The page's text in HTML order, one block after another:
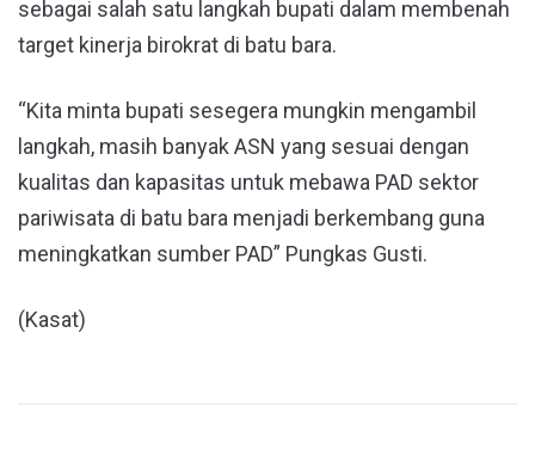
sebagai salah satu langkah bupati dalam membenah
target kinerja birokrat di batu bara.
“Kita minta bupati sesegera mungkin mengambil
langkah, masih banyak ASN yang sesuai dengan
kualitas dan kapasitas untuk mebawa PAD sektor
pariwisata di batu bara menjadi berkembang guna
meningkatkan sumber PAD” Pungkas Gusti.
(Kasat)